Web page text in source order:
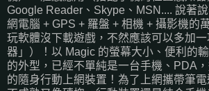
Google Reader、Skype、MSN.... 說著
網電腦 + GPS + 羅盤 + 相機 + 攝影機的
玩軟體沒下載遊戲，不然應該可以多加
器」）！以 Magic 的螢幕大小、便利的
的外型，已經不單純是一台手機、PDA
的隨身行動上網裝置！為了上網攜帶筆